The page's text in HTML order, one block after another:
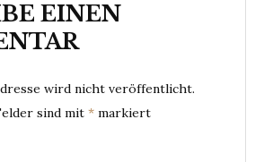
EINEN
wird nicht veröffentlicht.
sind mit * markiert